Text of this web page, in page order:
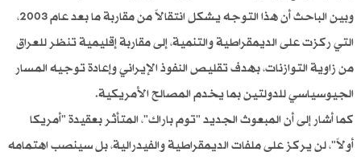
وبين الباحث أن هذا التوجه يشكل انتقالاً من مقاربة ما بعد عام 2003،
التي ركزت على الديمقراطية والتنمية، إلى مقاربة إقليمية تنظر للعراق
من زاوية التوازنات، بهدف تقليص النفوذ الإيراني وإعادة توجيه المسار
الجيوسياسي للدولتين بما يخدم المصالح الأمريكية.
كما أشار إلى أن المبعوث الجديد "توم باراك"، المتأثر بعقيدة "أمريكا
أولاً"، لن يركز على ملفات الديمقراطية والفيدرالية، بل سينصب اهتمامه